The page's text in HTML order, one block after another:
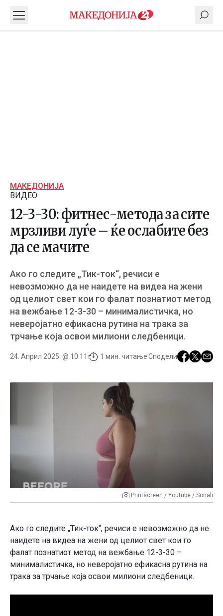
МАКЕДОНИЈА
ВИДЕО
12-3-30: фитнес-метода за сите
мрзливи луѓе – ќе ослабите без
да се мачите
Ако го следите „Тик-ток“, речиси е
невозможно да не наидете на видеа на жени
од целиот свет кои го фалат познатиот метод
на вежбање 12-3-30 – минималистичка, но
неверојатно ефикасна рутина на трака за
трчање која освои милиони следбеници.
24. Април 2025. @ 10:11 1 мин. читањеСподели
Printscreen / Youtube / Sonali
Ако го следите „Тик-ток“, речиси е невозможно да не
наидете на видеа на жени од целиот свет кои го
фалат познатиот метод на вежбање 12-3-30 –
минималистичка, но неверојатно ефикасна рутина на
трака за трчање која освои милиони следбеници.